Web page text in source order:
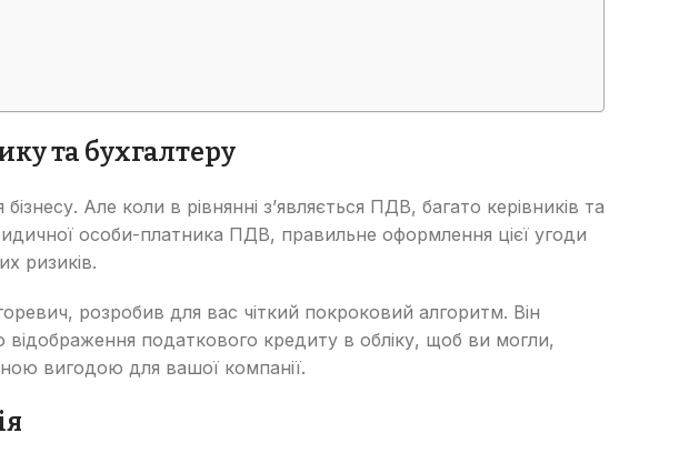
та бухгалтеру
Але коли в рівнянні з’являється ПДВ, багато керівників та
особи-платника ПДВ, правильне оформлення цієї угоди
ризиків.
розробив для вас чіткий покроковий алгоритм. Він
податкового кредиту в обліку, щоб ви могли,
вигодою для вашої компанії.